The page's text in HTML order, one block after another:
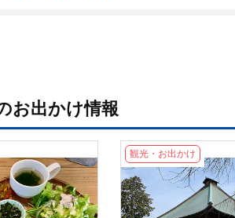
お出かけ情報
観光・お出かけ